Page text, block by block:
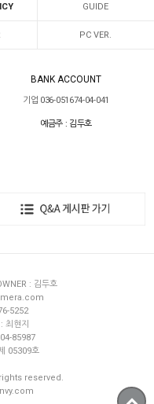
GUIDE
PC VER.
BANK ACCOUNT
기업 036-051674-04-041
예금주 : 김두호
: 김두호
5252
최현지
85987
05309호
reserved.